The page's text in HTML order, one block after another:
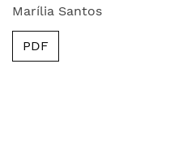
Marília Santos
PDF